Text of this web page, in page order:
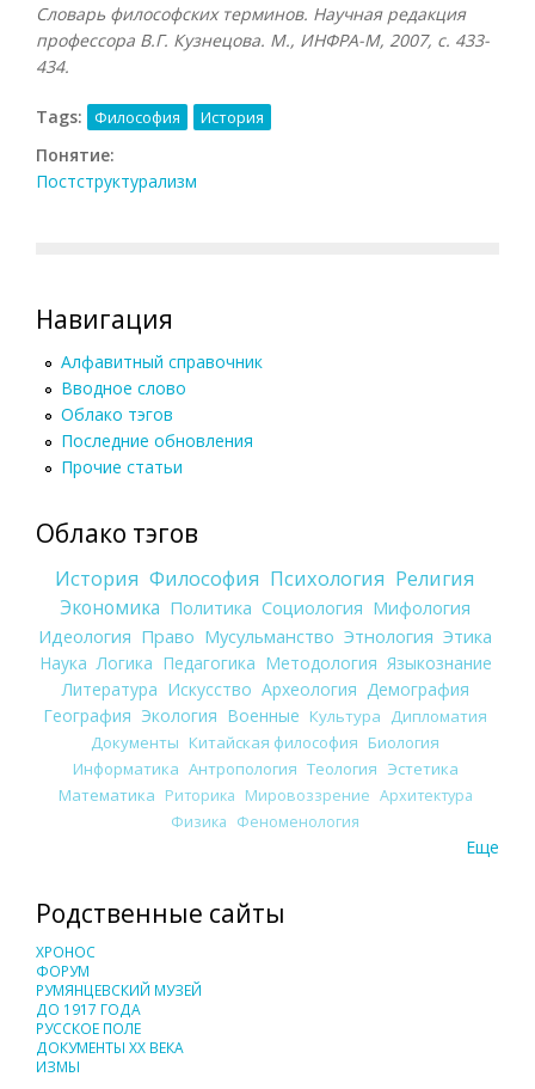
Словарь философских терминов. Научная редакция
профессора В.Г. Кузнецова. М., ИНФРА-М, 2007, с. 433-
434.
Tags: Философия История
Понятие:
Постструктурализм
Навигация
Алфавитный справочник
Вводное слово
Облако тэгов
Последние обновления
Прочие статьи
Облако тэгов
История Философия Психология Религия
Экономика Политика Социология Мифология
Идеология Право Мусульманство Этнология Этика
Наука Логика Педагогика Методология Языкознание
Литература Искусство Археология Демография
География Экология Военные Культура
Дипломатия
Документы Китайская философия Биология
Информатика Антропология Теология Эстетика
Математика Риторика Мировоззрение Архитектура
Физика Феноменология
Еще
Родственные сайты
ХРОНОС
ФОРУМ
РУМЯНЦЕВСКИЙ МУЗЕЙ
ДО 1917 ГОДА
РУССКОЕ ПОЛЕ
ДОКУМЕНТЫ XX ВЕКА
ИЗМЫ